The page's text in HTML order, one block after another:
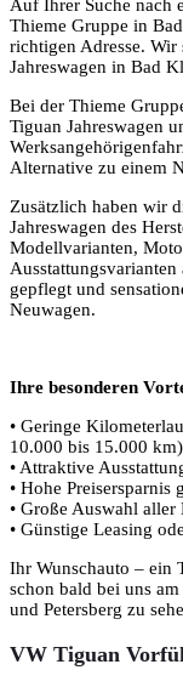
Auf Ihrer Suche nach
Thieme Gruppe in
richtigen Adresse.
Jahreswagen in Bad
Bei der Thieme
Tiguan Jahreswagen
Alternative zu einem
Zusätzlich haben wir
Jahreswagen des
Modellvarianten,
gepflegt und
Neuwagen.
Ihre besonderen
• Geringe
10.000 bis 15.000
• Attraktive
• Hohe Preisersparnis
• Große Auswahl
• Günstige Leasing
Ihr Wunschauto – ein
schon bald bei uns
und Petersberg zu
VW Tiguan